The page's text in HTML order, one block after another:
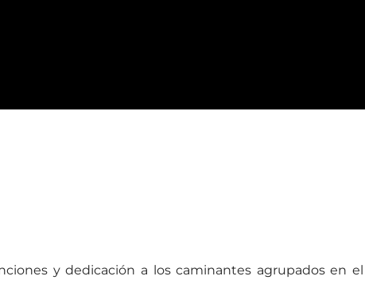
y dedicación a los caminantes agrupados en el